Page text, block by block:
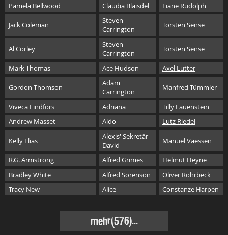
Pamela Bellwood Claudia Blaisdel Liane Rudolph
Jack Coleman
Steven
Carrington
Torsten Sense
Al Corley
Steven
Carrington
Torsten Sense
Mark Thomas Ace Hudson Axel Lutter
Gordon Thomson
Adam
Carrington
Manfred Tümmler
Viveca Lindfors Adriana
Tilly Lauenstein
Andrew Masset
Aldo Lutz Riedel
Kelly Elias
Alexis' Sekretär
David
Manuel Vaessen
R.G. Armstrong Alfred Grimes
Helmut Heyne
Bradley White
Alfred Sorenson
Oliver Rohrbeck
Tracy New
Alice Constanze Harpen
mehr(576)...